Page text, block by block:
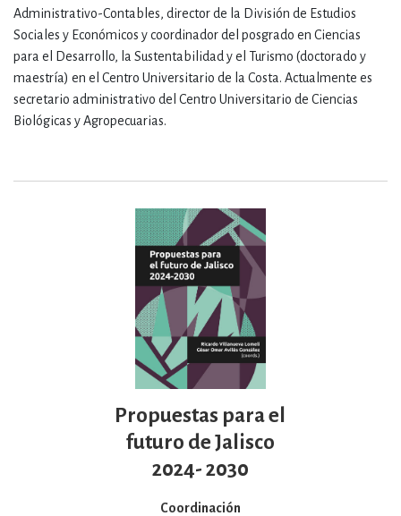
Administrativo-Contables, director de la División de Estudios
Sociales y Económicos y coordinador del posgrado en Ciencias
para el Desarrollo, la Sustentabilidad y el Turismo (doctorado y
maestría) en el Centro Universitario de la Costa. Actualmente es
secretario administrativo del Centro Universitario de Ciencias
Biológicas y Agropecuarias.
Propuestas para el
futuro de Jalisco
2024- 2030
Coordinación